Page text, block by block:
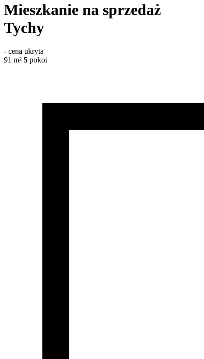
Mieszkanie na sprzedaż
Tychy
- cena ukryta
91 m² 5 pokoi